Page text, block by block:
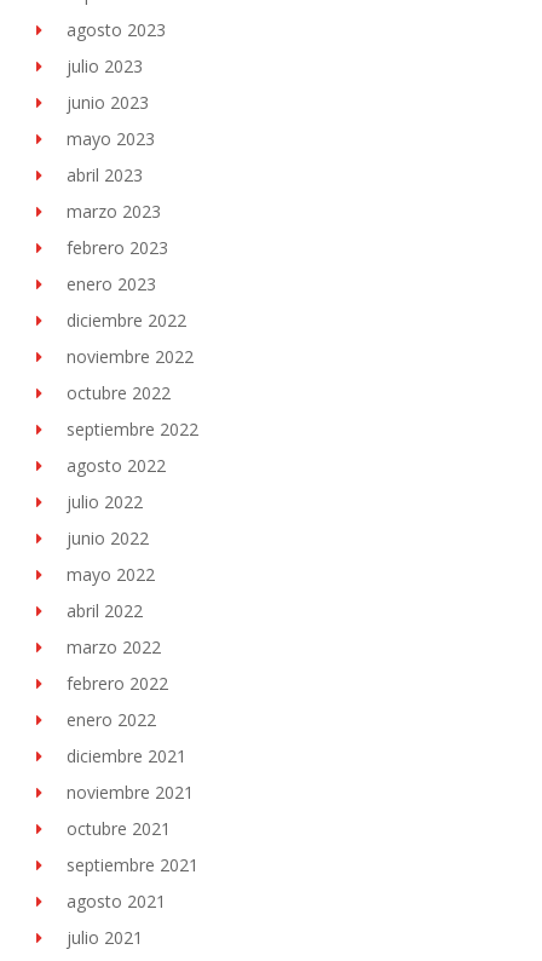
agosto 2023
julio 2023
junio 2023
mayo 2023
abril 2023
marzo 2023
febrero 2023
enero 2023
diciembre 2022
noviembre 2022
octubre 2022
septiembre 2022
agosto 2022
julio 2022
junio 2022
mayo 2022
abril 2022
marzo 2022
febrero 2022
enero 2022
diciembre 2021
noviembre 2021
octubre 2021
septiembre 2021
agosto 2021
julio 2021